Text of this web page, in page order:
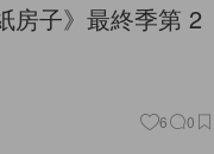
房子》最終季第 2
6 0